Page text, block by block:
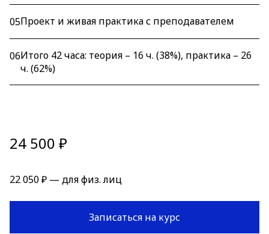
05Проект и живая практика с преподавателем
06Итого 42 часа: теория – 16 ч. (38%), практика – 26
ч. (62%)
24 500 ₽
22 050 ₽ — для физ. лиц
Записаться на курс